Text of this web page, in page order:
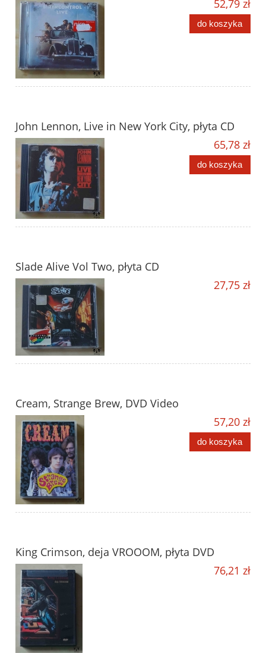
52,79 zł
do koszyka
John Lennon, Live in New York City, płyta CD
65,78 zł
do koszyka
Slade Alive Vol Two, płyta CD
27,75 zł
Cream, Strange Brew, DVD Video
57,20 zł
do koszyka
King Crimson, deja VROOOM, płyta DVD
76,21 zł